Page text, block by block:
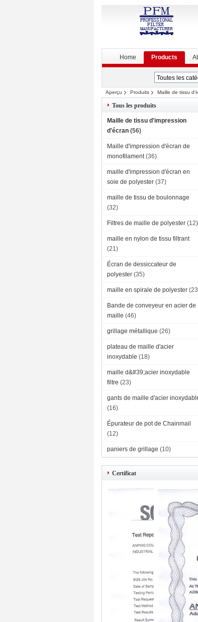
Home Products
Aperçu Produits Maille de tissu
Tous les produits
Maille de tissu d'impression
d'écran (56)
Maille d'impression d'écran de
monofilament (36)
maille d'impression d'écran en
soie de polyester (37)
maille de tissu de boulonnage
(32)
Filtres de maille de polyester (12)
maille en nylon de tissu filtrant
(21)
Écran de dessiccateur de
polyester (35)
maille en spirale de polyester
Bande de conveyeur en acier de
maille (46)
grillage métallique (26)
plateau de maille d'acier
inoxydable (18)
maille d&#39;acier inoxydable
filtre (23)
gants de maille d'acier
(16)
Épurateur de pot de Chainmail
(12)
paniers de grillage (10)
Certificat